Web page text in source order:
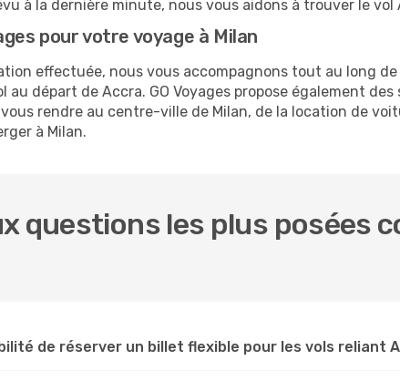
à la dernière minute, nous vous aidons à trouver le
pour votre voyage à Milan
effectuée, nous vous accompagnons tout au long
au départ de Accra. GO Voyages propose également
rendre au centre-ville de Milan, de la location de
à Milan.
questions les plus posées
de réserver un billet flexible pour les vols reliant